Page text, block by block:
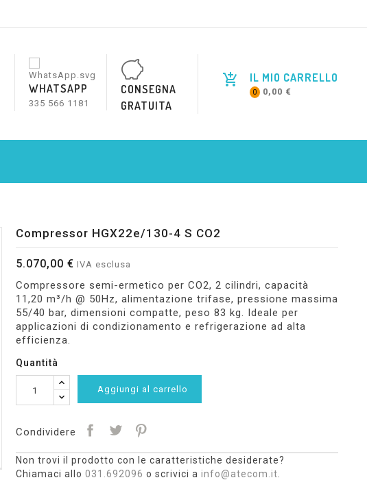
IL MIO CARRELLO
0 0,00 €
WHATSAPP
335 566 1181
CONSEGNA
GRATUITA
Compressor HGX22e/130-4 S CO2
5.070,00 € IVA esclusa
Compressore semi-ermetico per CO2, 2 cilindri, capacità
11,20 m³/h @ 50Hz, alimentazione trifase, pressione massima
55/40 bar, dimensioni compatte, peso 83 kg. Ideale per
applicazioni di condizionamento e refrigerazione ad alta
efficienza.
Quantità
Aggiungi al carrello
Condividere
Non trovi il prodotto con le caratteristiche desiderate?
Chiamaci allo 031.692096 o scrivici a info@atecom.it